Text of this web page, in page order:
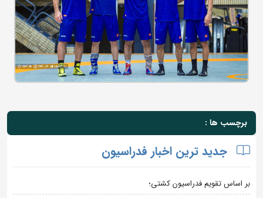
برچسب ها :
جدید ترین اخبار فدراسیون
بر اساس تقویم فدراسیون کشتی؛